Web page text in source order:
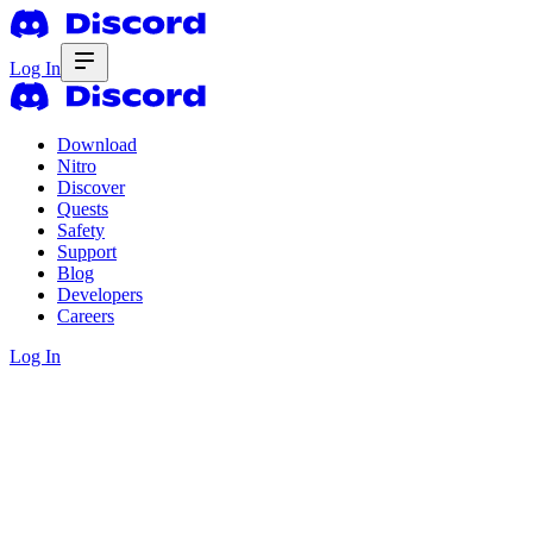
Log In
Download
Nitro
Discover
Quests
Safety
Support
Blog
Developers
Careers
Log In